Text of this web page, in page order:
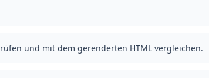
und mit dem gerenderten HTML vergleichen.